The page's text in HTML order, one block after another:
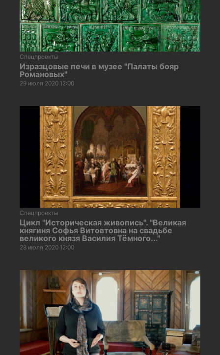
Спецпроекты
Изразцовые печи в музее "Палаты бояр
Романовых"
29 июля 2020 12:00
Спецпроекты
Цикл "Историческая живопись". "Великая
княгиня Софья Витовтовна на свадьбе
великого князя Василия Тёмного..."
28 июля 2020 12:00